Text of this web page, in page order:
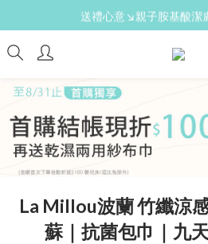
新手爸媽必備↘育
送禮心意↘親子胺基酸潔
新手爸媽必備↘育
La Millou波蘭 竹纖涼
蘇｜抗菌包巾｜九